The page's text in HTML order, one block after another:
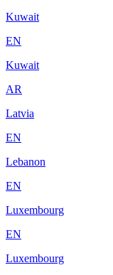
Kuwait
EN
Kuwait
AR
Latvia
EN
Lebanon
EN
Luxembourg
EN
Luxembourg